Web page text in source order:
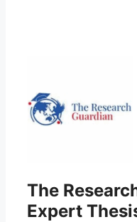
The
Expert